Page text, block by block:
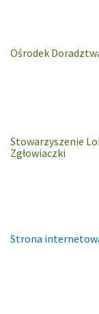
Ośrodek
Stowarzyszenie
Zgłowiaczki
Strona